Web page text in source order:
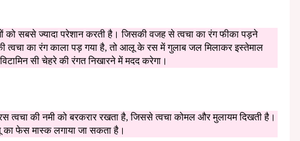
को सबसे ज्यादा परेशान करती है। जिसकी वजह से त्वचा का रंग फीका पड़ने
का रंग काला पड़ गया है, तो आलू के रस में गुलाब जल मिलाकर इस्तेमाल
सी चेहरे की रंगत निखारने में मदद करेगा।
त्वचा की नमी को बरकरार रखता है, जिससे त्वचा कोमल और मुलायम दिखती है।
फेस मास्क लगाया जा सकता है।